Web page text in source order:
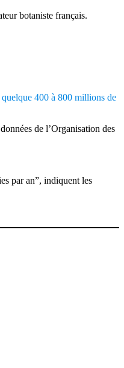
botaniste français.
400 à 800 millions de
de l’Organisation des
par an”, indiquent les